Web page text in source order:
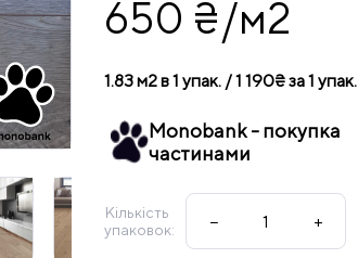
650 ₴/м2
1.83 м2 в 1 упак. / 1 190₴ за 1 упак.
Monobank - покупка
частинами
Кількість
упаковок:
− +